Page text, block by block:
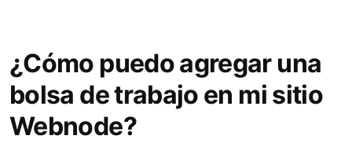
¿Cómo puedo agregar una
bolsa de trabajo en mi sitio
Webnode?